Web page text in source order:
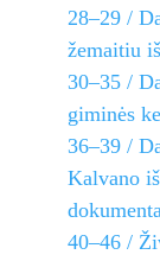
28–29 /
žemaitiu
30–35 /
giminės
36–39 /
Kalvano
40–46 /